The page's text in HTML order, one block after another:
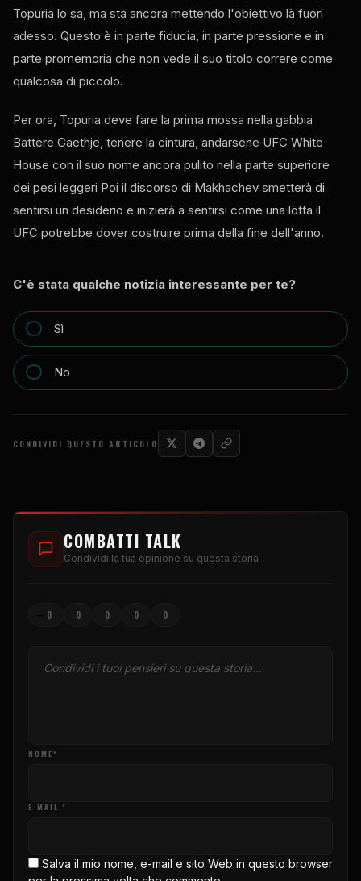
Topuria lo sa, ma sta ancora mettendo l'obiettivo là fuori
adesso. Questo è in parte fiducia, in parte pressione e in
parte promemoria che non vede il suo titolo correre come
qualcosa di piccolo.
Per ora, Topuria deve fare la prima mossa nella gabbia
Battere Gaethje, tenere la cintura, andarsene UFC White
House con il suo nome ancora pulito nella parte superiore
dei pesi leggeri Poi il discorso di Makhachev smetterà di
sentirsi un desiderio e inizierà a sentirsi come una lotta il
UFC potrebbe dover costruire prima della fine dell'anno.
C'è stata qualche notizia interessante per te?
Sì
No
CONDIVIDI QUESTO ARTICOLO
COMBATTI TALK
Condividi la tua opinione su questa storia
0 0 0 0 0
NOME*
E-MAIL *
Salva il mio nome, e-mail e sito Web in questo browser